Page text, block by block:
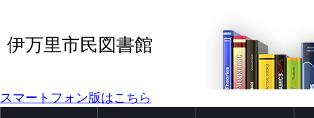
伊万里市民図書館
スマートフォン版はこちら